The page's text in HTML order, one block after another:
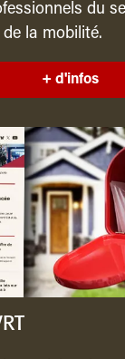
du
la mobilité.
+ d'infos